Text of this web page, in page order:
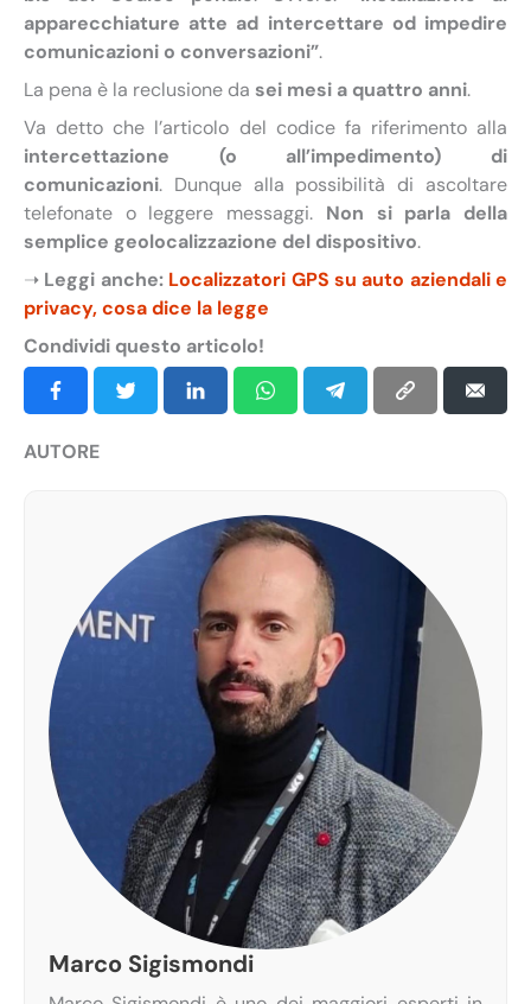
apparecchiature atte ad intercettare od impedire
comunicazioni o conversazioni”.
La pena è la reclusione da sei mesi a quattro anni.
Va detto che l’articolo del codice fa riferimento alla
intercettazione (o all’impedimento) di
comunicazioni. Dunque alla possibilità di ascoltare
telefonate o leggere messaggi. Non si parla della
semplice geolocalizzazione del dispositivo.
➝ Leggi anche: Localizzatori GPS su auto aziendali e
privacy, cosa dice la legge
Condividi questo articolo!
AUTORE
Marco Sigismondi